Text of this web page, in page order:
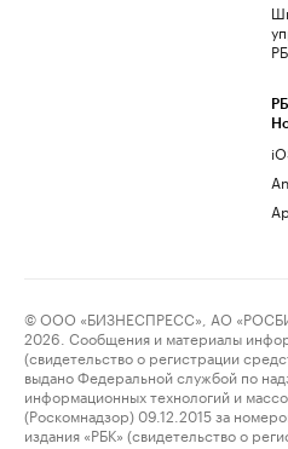
© ООО «БИЗНЕСПРЕСС», АО
2026. Сообщения и материалы
(свидетельство о регистрации
выдано Федеральной службой по
информационных технологий и
(Роскомнадзор) 09.12.2015 за
издания «РБК» (свидетельство о